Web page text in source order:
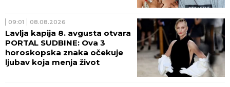
09:01 08.08.2026
Lavlja kapija 8. avgusta otvara
PORTAL SUDBINE: Ova 3
horoskopska znaka očekuje
ljubav koja menja život